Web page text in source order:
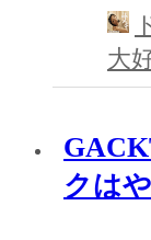
大
クは